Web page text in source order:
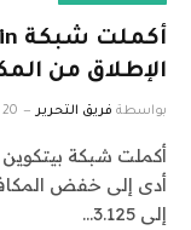
الإطلاق من
بواسطة فريق التحرير 20 أبريل، 2024
أكملت شبكة بيتكوين
أدى إلى خفض
إلى 3.125…